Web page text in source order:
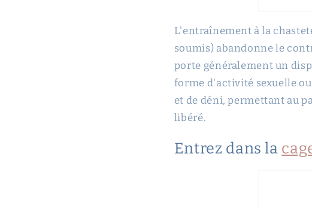
L'entraînement à la
soumis) abandonne le
porte généralement un
forme d'activité sexuelle
et de déni, permettant au
libéré.
Entrez dans la